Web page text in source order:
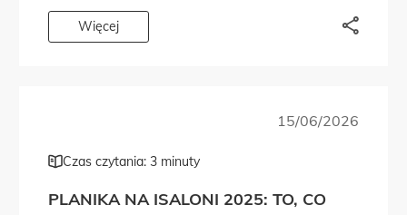
poza targowe przestrzenie, do tętniących
życiem dzielnic designu, i […]
Więcej
15/06/2026
Czas czytania: 3 minuty
PLANIKA NA ISALONI 2025: TO, CO